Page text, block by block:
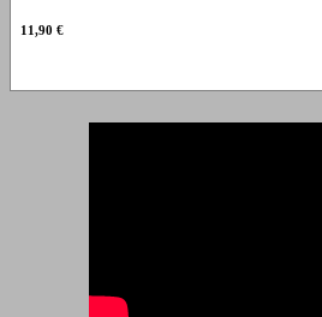
11,90 €